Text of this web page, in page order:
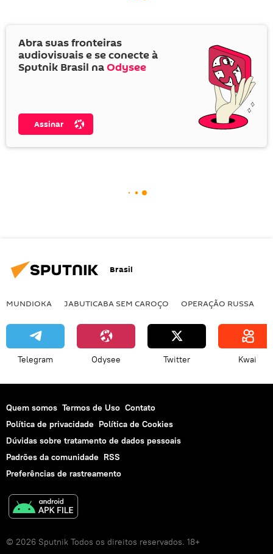
Abra suas fronteiras
audiovisuais e se conecte à
Sputnik Brasil naOdysee
Assinar
Brasil
MUNDIOKA JABUTICABA SEM CAROÇO OPERAÇÃO RUSSA
Telegram Odysee Twitter Kwai
Quem somos Termos de Uso Contato
Política de privacidade Política de Cookies
Dúvidas sobre tratamento de dados pessoais
Padrões da comunidade RSS
Preferências de rastreamento
© 2026 Sputnik Todos os direitos reservados. 18+